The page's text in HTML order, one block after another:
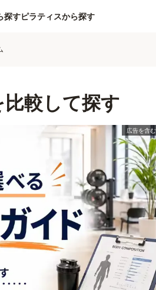
探すピラティスから探す
較して探す